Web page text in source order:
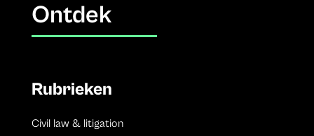
Ontdek
Rubrieken
Civil law & litigation